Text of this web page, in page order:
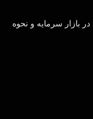
بازار سرمایه و نحوه